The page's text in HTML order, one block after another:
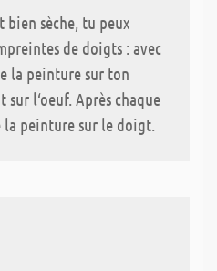
bien sèche, tu peux
de doigts : avec
la peinture sur ton
l‘oeuf. Après chaque
peinture sur le doigt.